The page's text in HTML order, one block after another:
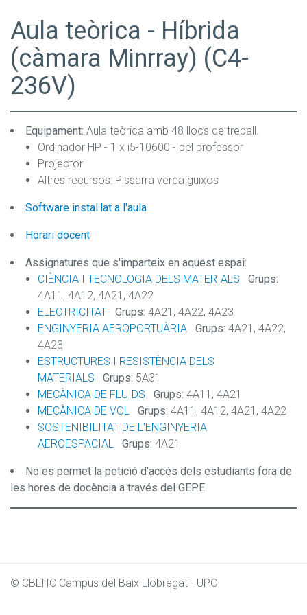
Aula teòrica - Híbrida
(càmara Minrray) (C4-
236V)
Equipament: Aula teòrica amb 48 llocs de treball.
Ordinador HP - 1 x i5-10600 - pel professor
Projector
Altres recursos: Pissarra verda guixos
Software instal·lat a l'aula
Horari docent
Assignatures que s'imparteix en aquest espai:
CIÈNCIA I TECNOLOGIA DELS MATERIALS
Grups:
4A11, 4A12, 4A21, 4A22
ELECTRICITAT
Grups: 4A21, 4A22, 4A23
ENGINYERIA AEROPORTUÀRIA
Grups: 4A21, 4A22,
4A23
ESTRUCTURES I RESISTÈNCIA DELS
MATERIALS
Grups: 5A31
MECÀNICA DE FLUIDS
Grups: 4A11, 4A21
MECÀNICA DE VOL
Grups: 4A11, 4A12, 4A21, 4A22
SOSTENIBILITAT DE L'ENGINYERIA
AEROESPACIAL
Grups: 4A21
No es permet la petició d'accés dels estudiants fora de
les hores de docència a través del GEPE.
© CBLTIC Campus del Baix Llobregat - UPC